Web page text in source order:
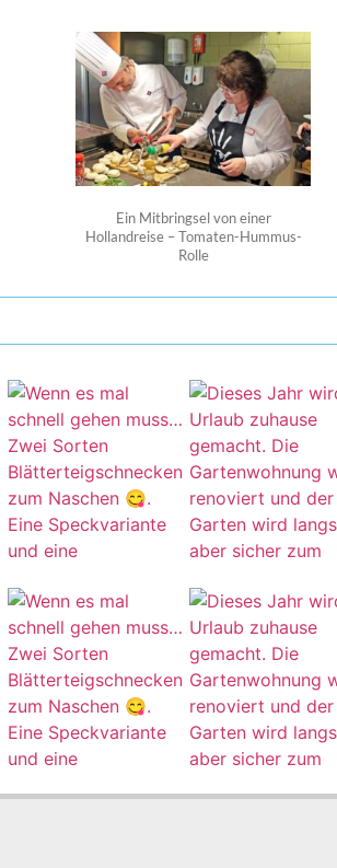
Ein Mitbringsel von einer
Hollandreise – Tomaten-Hummus-
Rolle